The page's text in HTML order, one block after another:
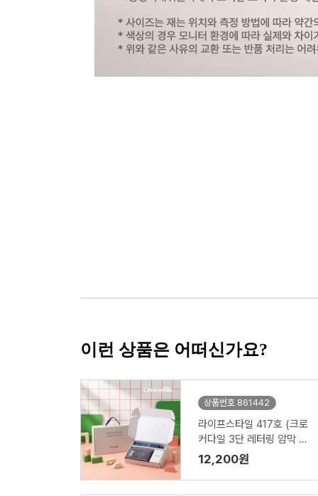
이런 상품은 어떠신가요?
상품번호 861442
라이프스타일 417호 (크로
커다일 3단 레터링 암막 전
자동 우산 VIP+심플 타올 1
50g)
12,200원